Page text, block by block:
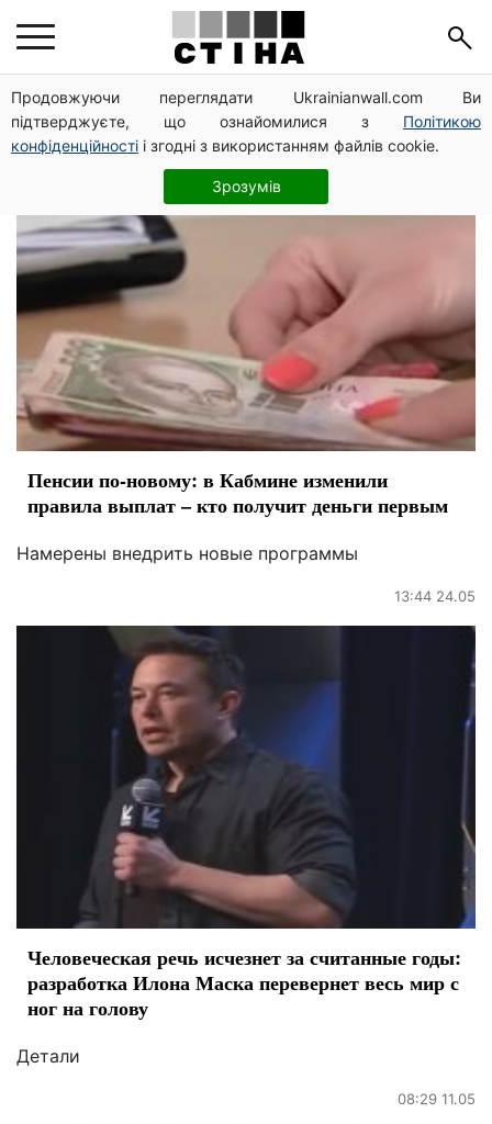
Продовжуючи переглядати Ukrainianwall.com Ви
підтверджуєте, що ознайомилися з Політикою
конфіденційності і згодні з використанням файлів cookie.
Зрозумів
программа
Пенсии по-новому: в Кабмине изменили
правила выплат – кто получит деньги первым
Намерены внедрить новые программы
13:44 24.05
Человеческая речь исчезнет за считанные годы:
разработка Илона Маска перевернет весь мир с
ног на голову
Детали
08:29 11.05